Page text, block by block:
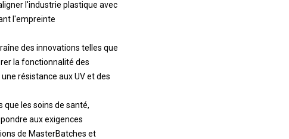
l'industrie plastique avec
l'empreinte
des innovations telles que
la fonctionnalité des
résistance aux UV et des
les soins de santé,
aux exigences
de MasterBatches et